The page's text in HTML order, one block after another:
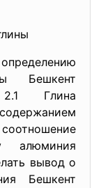
Бешкент
Глина
алюминия
вывод о
Бешкент